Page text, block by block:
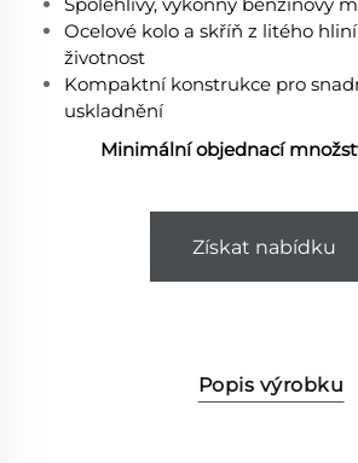
Ocelové kolo a skříň z litého
životnost
Kompaktní konstrukce pro
uskladnění
Minimální objednací
Získat nabídku
Popis výrobku